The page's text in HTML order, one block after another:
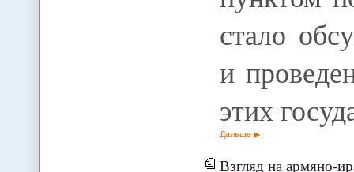
стало
и
этих
Дальше
Взгляд на армяно-